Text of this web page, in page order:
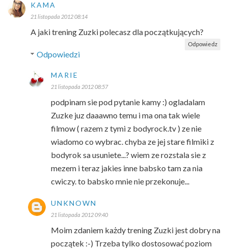
KAMA
21 listopada 2012 08:14
A jaki trening Zuzki polecasz dla początkujących?
Odpowiedz
Odpowiedzi
MARIE
21 listopada 2012 08:57
podpinam sie pod pytanie kamy :) ogladalam
Zuzke juz daaawno temu i ma ona tak wiele
filmow ( razem z tymi z bodyrock.tv ) ze nie
wiadomo co wybrac. chyba ze jej stare filmiki z
bodyrok sa usuniete...? wiem ze rozstala sie z
mezem i teraz jakies inne babsko tam za nia
cwiczy. to babsko mnie nie przekonuje...
UNKNOWN
21 listopada 2012 09:40
Moim zdaniem każdy trening Zuzki jest dobry na
początek :-) Trzeba tylko dostosować poziom